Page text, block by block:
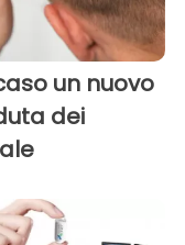
un nuovo
dei